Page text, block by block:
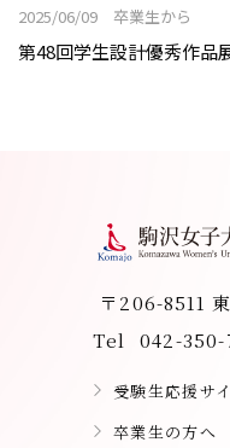
2025/06/09 卒業生から
第48回学生設計優秀作品
〒206-8511
Tel
042-350-
受験生応援サ
卒業生の方へ